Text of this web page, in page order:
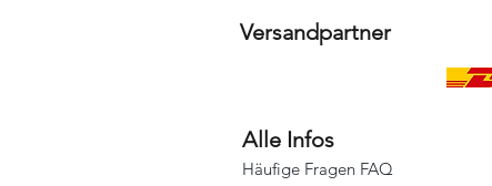
Versandpartner
Alle Infos
Häufige Fragen FAQ